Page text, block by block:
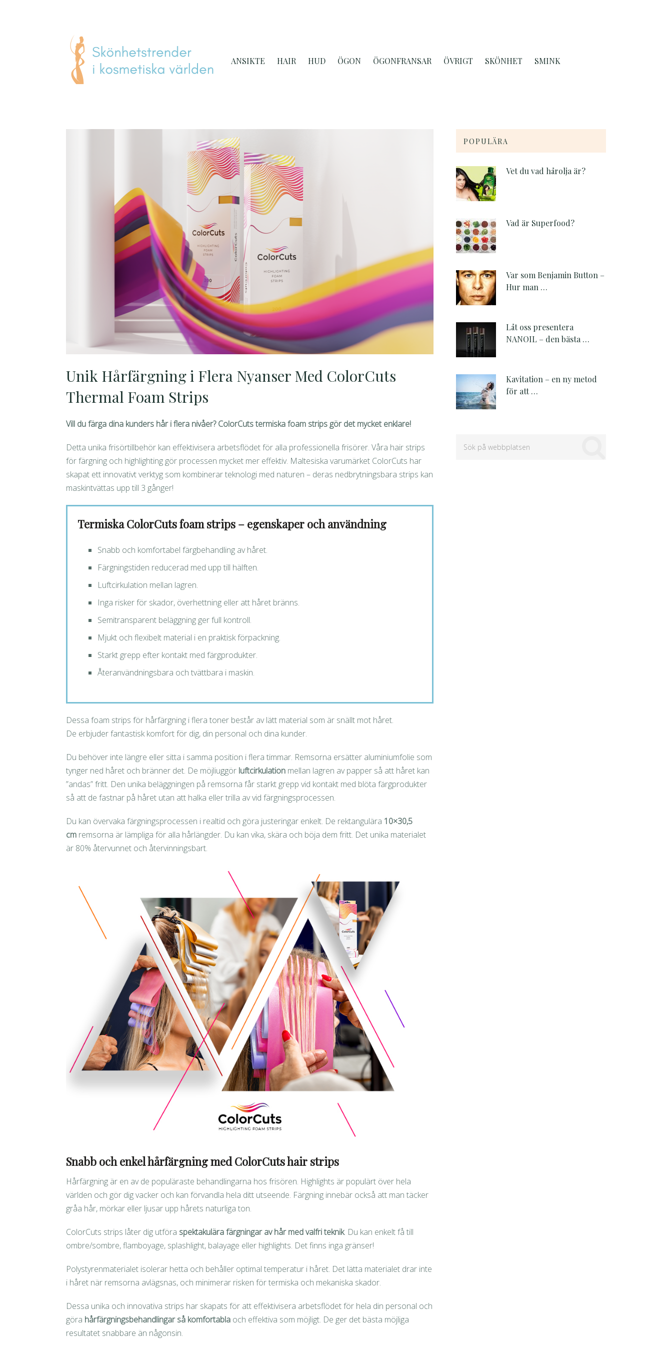
ANSIKTE HAIR HUD ÖGON ÖGONFRANSAR ÖVRIGT SKÖNHET SMINK
Unik Hårfärgning i Flera Nyanser Med ColorCuts
Thermal Foam Strips
Vill du färga dina kunders hår i flera nivåer? ColorCuts termiska foam strips gör det mycket enklare!
Detta unika frisörtillbehör kan effektivisera arbetsflödet för alla professionella frisörer. Våra hair strips
för färgning och highlighting gör processen mycket mer effektiv. Maltesiska varumärket ColorCuts har
skapat ett innovativt verktyg som kombinerar teknologi med naturen – deras nedbrytningsbara strips kan
maskintvättas upp till 3 gånger!
Termiska ColorCuts foam strips – egenskaper och användning
Snabb och komfortabel färgbehandling av håret.
Färgningstiden reducerad med upp till hälften.
Luftcirkulation mellan lagren.
Inga risker för skador, överhettning eller att håret bränns.
Semitransparent beläggning ger full kontroll.
Mjukt och flexibelt material i en praktisk förpackning.
Starkt grepp efter kontakt med färgprodukter.
Återanvändningsbara och tvättbara i maskin.
Dessa foam strips för hårfärgning i flera toner består av lätt material som är snällt mot håret.
De erbjuder fantastisk komfort för dig, din personal och dina kunder.
Du behöver inte längre eller sitta i samma position i flera timmar. Remsorna ersätter aluminiumfolie som
tynger ned håret och bränner det. De möjliuggör luftcirkulation mellan lagren av papper så att håret kan
”andas” fritt. Den unika beläggningen på remsorna får starkt grepp vid kontakt med blöta färgprodukter
så att de fastnar på håret utan att halka eller trilla av vid färgningsprocessen.
Du kan övervaka färgningsprocessen i realtid och göra justeringar enkelt. De rektangulära 10×30,5
cm remsorna är lämpliga för alla hårlängder. Du kan vika, skära och böja dem fritt. Det unika materialet
är 80% återvunnet och återvinningsbart.
Snabb och enkel hårfärgning med ColorCuts hair strips
Hårfärgning är en av de populäraste behandlingarna hos frisören. Highlights är populärt över hela
världen och gör dig vacker och kan förvandla hela ditt utseende. Färgning innebär också att man täcker
gråa hår, mörkar eller ljusar upp hårets naturliga ton.
ColorCuts strips låter dig utföra spektakulära färgningar av hår med valfri teknik. Du kan enkelt få till
ombre/sombre, flamboyage, splashlight, balayage eller highlights. Det finns inga gränser!
Polystyrenmaterialet isolerar hetta och behåller optimal temperatur i håret. Det lätta materialet drar inte
i håret när remsorna avlägsnas, och minimerar risken för termiska och mekaniska skador.
Dessa unika och innovativa strips har skapats för att effektivisera arbetsflödet för hela din personal och
göra hårfärgningsbehandlingar så komfortabla och effektiva som möjligt. De ger det bästa möjliga
resultatet snabbare än någonsin.
POPULÄRA
Vet du vad hårolja är?
Vad är Superfood?
Var som Benjamin Button –
Hur man …
Låt oss presentera
NANOIL – den bästa …
Kavitation – en ny metod
för att …